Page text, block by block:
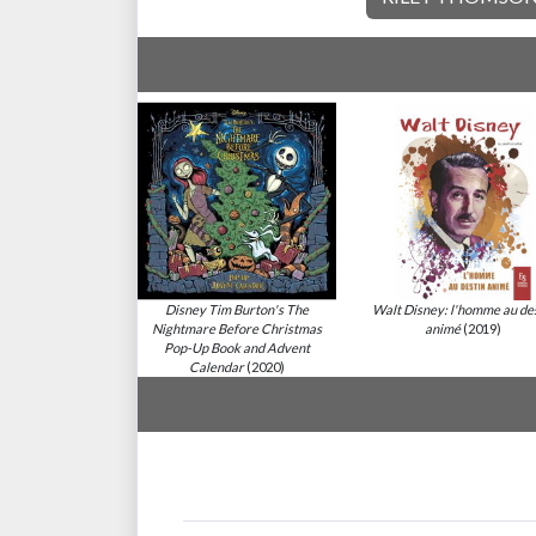
Disney Tim Burton's The
Nightmare Before Christmas
Pop-Up Book and Advent
Calendar(2020)
Walt Disney: l'homme au
animé(2019)